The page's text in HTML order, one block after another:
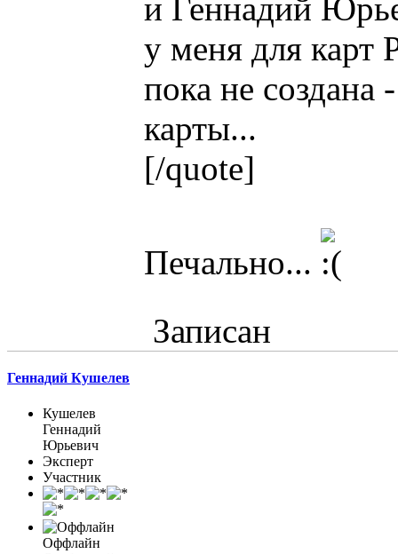
и Геннадий
у меня для карт
пока не создана
карты...
[/quote]
Печально...
Записан
Геннадий Кушелев
Кушелев
Геннадий
Юрьевич
Эксперт
Участник
Оффлайн